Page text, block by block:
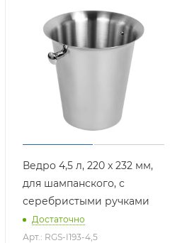
Ведро 4,5 л, 220 x 232 мм,
для шампанского, с
серебристыми ручками
Достаточно
Арт.: RGS-I193-4,5